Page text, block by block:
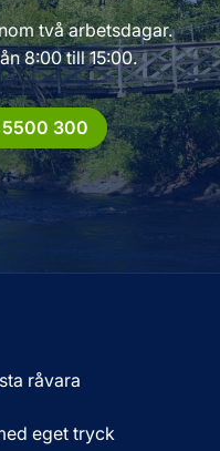
två arbetsdagar.
8:00 till 15:00.
300
råvara
eget tryck